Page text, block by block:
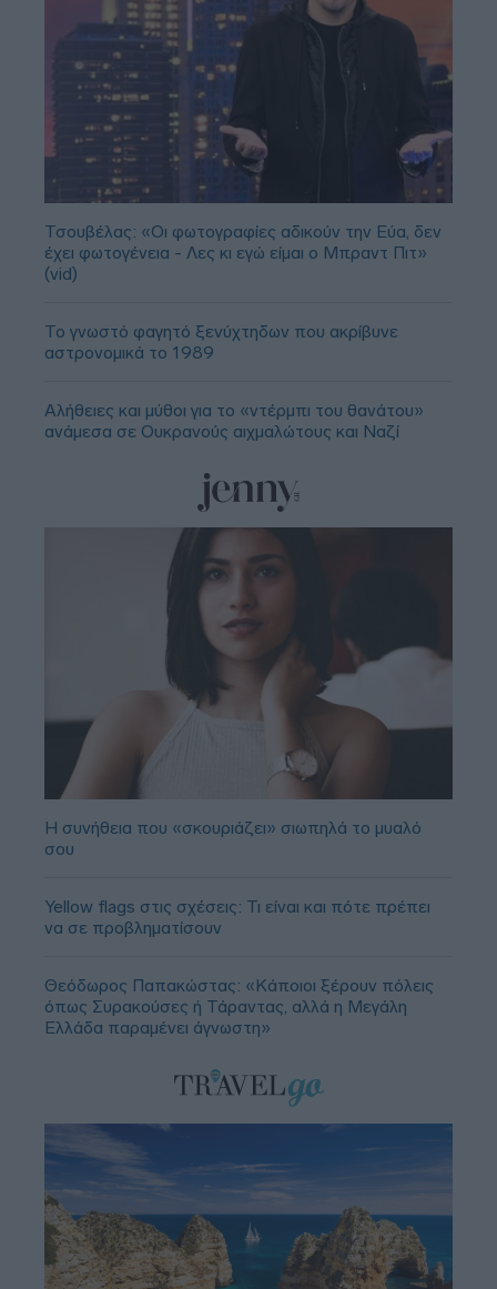
Τσουβέλας: «Οι φωτογραφίες αδικούν την Εύα, δεν
έχει φωτογένεια - Λες κι εγώ είμαι ο Μπραντ Πιτ»
(vid)
Το γνωστό φαγητό ξενύχτηδων που ακρίβυνε
αστρονομικά το 1989
Αλήθειες και μύθοι για το «ντέρμπι του θανάτου»
ανάμεσα σε Ουκρανούς αιχμαλώτους και Ναζί
Η συνήθεια που «σκουριάζει» σιωπηλά το μυαλό
σου
Yellow flags στις σχέσεις: Τι είναι και πότε πρέπει
να σε προβληματίσουν
Θεόδωρος Παπακώστας: «Κάποιοι ξέρουν πόλεις
όπως Συρακούσες ή Τάραντας, αλλά η Μεγάλη
Ελλάδα παραμένει άγνωστη»